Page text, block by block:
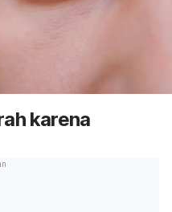
karena